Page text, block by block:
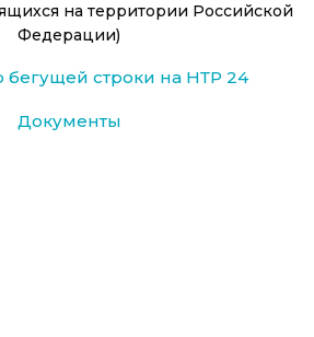
на территории Российской
Федерации)
бегущей строки на НТР 24
Документы